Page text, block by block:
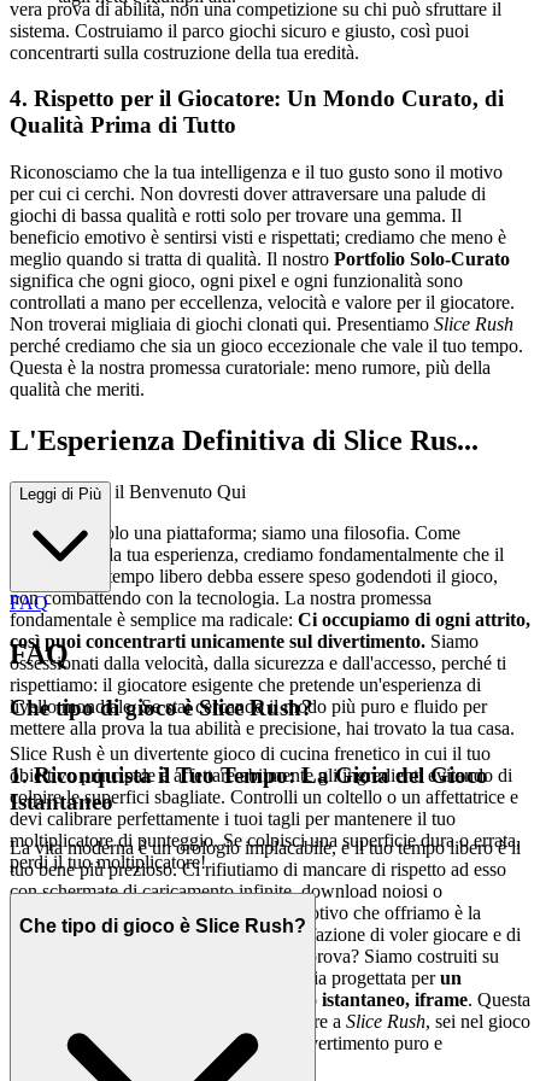
vera prova di abilità, non una competizione su chi può sfruttare il
sistema. Costruiamo il parco giochi sicuro e giusto, così puoi
concentrarti sulla costruzione della tua eredità.
4. Rispetto per il Giocatore: Un Mondo Curato, di
Qualità Prima di Tutto
Riconosciamo che la tua intelligenza e il tuo gusto sono il motivo
per cui ci cerchi. Non dovresti dover attraversare una palude di
giochi di bassa qualità e rotti solo per trovare una gemma. Il
beneficio emotivo è sentirsi visti e rispettati; crediamo che meno è
meglio quando si tratta di qualità. Il nostro Portfolio Solo-Curato
significa che ogni gioco, ogni pixel e ogni funzionalità sono
controllati a mano per eccellenza, velocità e valore per il giocatore.
Non troverai migliaia di giochi clonati qui. Presentiamo Slice Rush
perché crediamo che sia un gioco eccezionale che vale il tuo tempo.
Questa è la nostra promessa curatoriale: meno rumore, più della
qualità che meriti.
L'Esperienza Definitiva di Slice Rus...
h: Perché Sei il Benvenuto Qui
Non siamo solo una piattaforma; siamo una filosofia. Come
guardiani della tua esperienza, crediamo fondamentalmente che il
tuo prezioso tempo libero debba essere speso godendoti il gioco,
non combattendo con la tecnologia. La nostra promessa
fondamentale è semplice ma radicale: Ci occupiamo di ogni attrito,
così puoi concentrarti unicamente sul divertimento. Siamo
ossessionati dalla velocità, dalla sicurezza e dall'accesso, perché ti
rispettiamo: il giocatore esigente che pretende un'esperienza di
livello mondiale. Se stai cercando il modo più puro e fluido per
mettere alla prova la tua abilità e precisione, hai trovato la tua casa.
1. Riconquista il Tuo Tempo: La Gioia del Gioco
Istantaneo
La vita moderna è un orologio implacabile, e il tuo tempo libero è il
tuo bene più prezioso. Ci rifiutiamo di mancare di rispetto ad esso
con schermate di caricamento infinite, download noiosi o
installazioni complicate. Il beneficio emotivo che offriamo è la
gratificazione immediata: la pura soddisfazione di voler giocare e di
poterlo fare istantaneamente. La nostra prova? Siamo costruiti su
una base di tecnologia H5 all'avanguardia progettata perun
gameplay senza attrito, a caricamento istantaneo, iframe. Questa
è la nostra promessa: quando vuoi giocare a Slice Rush, sei nel gioco
in pochi secondi. Nessun attrito, solo divertimento puro e
immediato.
Leggi di Più
FAQ
FAQ
Che tipo di gioco è Slice Rush?
Slice Rush è un divertente gioco di cucina frenetico in cui il tuo
obiettivo principale è affettare abilmente gli ingredienti evitando di
colpire le superfici sbagliate. Controlli un coltello o un affettatrice e
devi calibrare perfettamente i tuoi tagli per mantenere il tuo
moltiplicatore di punteggio. Se colpisci una superficie dura o errata,
perdi il tuo moltiplicatore!
Che tipo di gioco è Slice Rush?